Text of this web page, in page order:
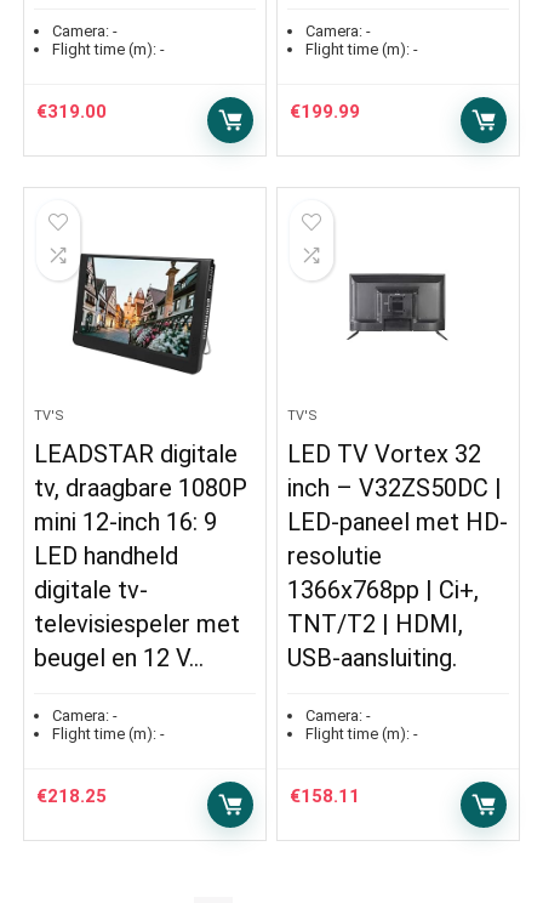
Camera: -
Flight time (m): -
€319.00
Camera: -
Flight time (m): -
€199.99
TV'S
LEADSTAR digitale
tv, draagbare 1080P
mini 12-inch 16: 9
LED handheld
digitale tv-
televisiespeler met
beugel en 12 V…
Camera: -
Flight time (m): -
€218.25
TV'S
LED TV Vortex 32
inch – V32ZS50DC |
LED-paneel met HD-
resolutie
1366x768pp | Ci+,
TNT/T2 | HDMI,
USB-aansluiting.
Camera: -
Flight time (m): -
€158.11